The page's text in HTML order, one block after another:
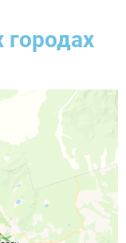
городах